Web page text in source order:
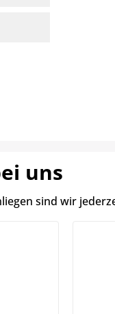
uns
sind wir